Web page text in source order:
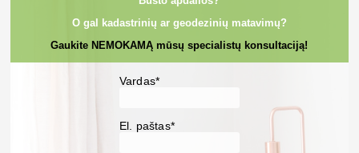
O gal kadastrinių ar geodezinių matavimų?
Gaukite NEMOKAMĄ mūsų specialistų konsultaciją!
Vardas*
El. paštas*